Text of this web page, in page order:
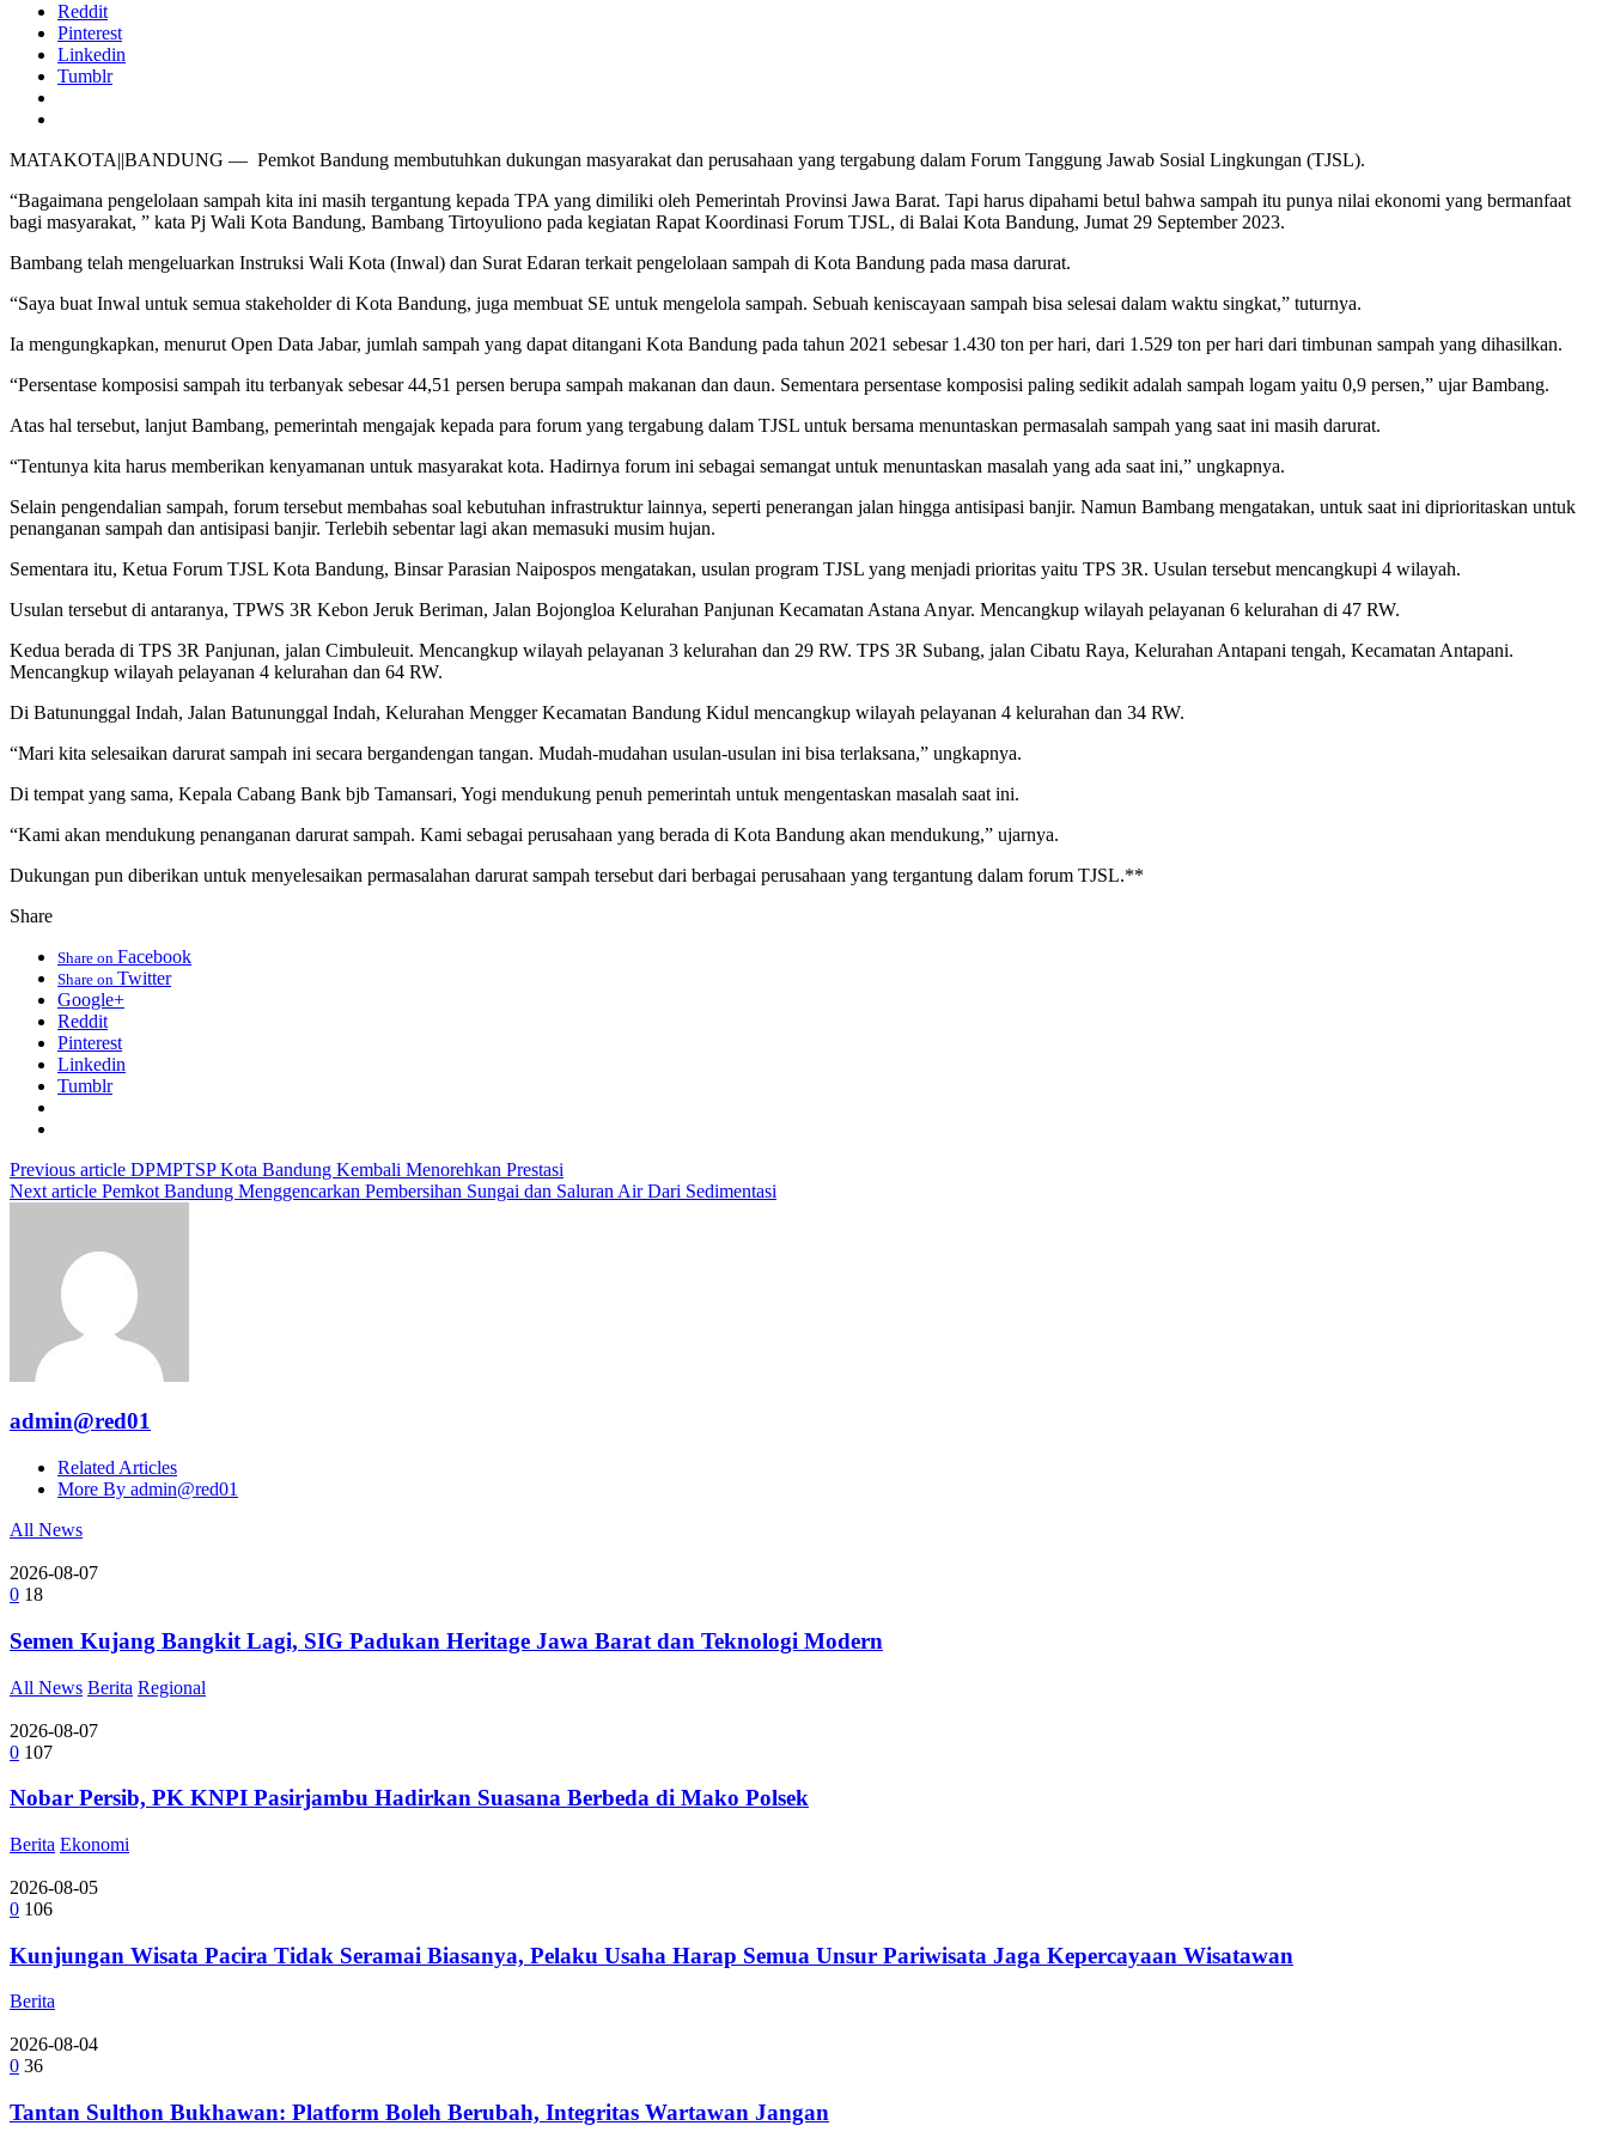
Reddit
Pinterest
Linkedin
Tumblr
MATAKOTA||BANDUNG — Pemkot Bandung membutuhkan dukungan masyarakat dan perusahaan yang tergabung dalam Forum Tanggung Jawab Sosial Lingkungan (TJSL).
“Bagaimana pengelolaan sampah kita ini masih tergantung kepada TPA yang dimiliki oleh Pemerintah Provinsi Jawa Barat. Tapi harus dipahami betul bahwa sampah itu punya nilai ekonomi yang bermanfaat
bagi masyarakat, ” kata Pj Wali Kota Bandung, Bambang Tirtoyuliono pada kegiatan Rapat Koordinasi Forum TJSL, di Balai Kota Bandung, Jumat 29 September 2023.
Bambang telah mengeluarkan Instruksi Wali Kota (Inwal) dan Surat Edaran terkait pengelolaan sampah di Kota Bandung pada masa darurat.
“Saya buat Inwal untuk semua stakeholder di Kota Bandung, juga membuat SE untuk mengelola sampah. Sebuah keniscayaan sampah bisa selesai dalam waktu singkat,” tuturnya.
Ia mengungkapkan, menurut Open Data Jabar, jumlah sampah yang dapat ditangani Kota Bandung pada tahun 2021 sebesar 1.430 ton per hari, dari 1.529 ton per hari dari timbunan sampah yang dihasilkan.
“Persentase komposisi sampah itu terbanyak sebesar 44,51 persen berupa sampah makanan dan daun. Sementara persentase komposisi paling sedikit adalah sampah logam yaitu 0,9 persen,” ujar Bambang.
Atas hal tersebut, lanjut Bambang, pemerintah mengajak kepada para forum yang tergabung dalam TJSL untuk bersama menuntaskan permasalah sampah yang saat ini masih darurat.
“Tentunya kita harus memberikan kenyamanan untuk masyarakat kota. Hadirnya forum ini sebagai semangat untuk menuntaskan masalah yang ada saat ini,” ungkapnya.
Selain pengendalian sampah, forum tersebut membahas soal kebutuhan infrastruktur lainnya, seperti penerangan jalan hingga antisipasi banjir. Namun Bambang mengatakan, untuk saat ini diprioritaskan untuk
penanganan sampah dan antisipasi banjir. Terlebih sebentar lagi akan memasuki musim hujan.
Sementara itu, Ketua Forum TJSL Kota Bandung, Binsar Parasian Naipospos mengatakan, usulan program TJSL yang menjadi prioritas yaitu TPS 3R. Usulan tersebut mencangkupi 4 wilayah.
Usulan tersebut di antaranya, TPWS 3R Kebon Jeruk Beriman, Jalan Bojongloa Kelurahan Panjunan Kecamatan Astana Anyar. Mencangkup wilayah pelayanan 6 kelurahan di 47 RW.
Kedua berada di TPS 3R Panjunan, jalan Cimbuleuit. Mencangkup wilayah pelayanan 3 kelurahan dan 29 RW. TPS 3R Subang, jalan Cibatu Raya, Kelurahan Antapani tengah, Kecamatan Antapani.
Mencangkup wilayah pelayanan 4 kelurahan dan 64 RW.
Di Batununggal Indah, Jalan Batununggal Indah, Kelurahan Mengger Kecamatan Bandung Kidul mencangkup wilayah pelayanan 4 kelurahan dan 34 RW.
“Mari kita selesaikan darurat sampah ini secara bergandengan tangan. Mudah-mudahan usulan-usulan ini bisa terlaksana,” ungkapnya.
Di tempat yang sama, Kepala Cabang Bank bjb Tamansari, Yogi mendukung penuh pemerintah untuk mengentaskan masalah saat ini.
“Kami akan mendukung penanganan darurat sampah. Kami sebagai perusahaan yang berada di Kota Bandung akan mendukung,” ujarnya.
Dukungan pun diberikan untuk menyelesaikan permasalahan darurat sampah tersebut dari berbagai perusahaan yang tergantung dalam forum TJSL.**
Share
Share on Facebook
Share on Twitter
Google+
Reddit
Pinterest
Linkedin
Tumblr
Previous article DPMPTSP Kota Bandung Kembali Menorehkan Prestasi
Next article Pemkot Bandung Menggencarkan Pembersihan Sungai dan Saluran Air Dari Sedimentasi
admin@red01
Related Articles
More By admin@red01
All News
2026-08-07
0 18
Semen Kujang Bangkit Lagi, SIG Padukan Heritage Jawa Barat dan Teknologi Modern
All News Berita Regional
2026-08-07
0 107
Nobar Persib, PK KNPI Pasirjambu Hadirkan Suasana Berbeda di Mako Polsek
Berita Ekonomi
2026-08-05
0 106
Kunjungan Wisata Pacira Tidak Seramai Biasanya, Pelaku Usaha Harap Semua Unsur Pariwisata Jaga Kepercayaan Wisatawan
Berita
2026-08-04
0 36
Tantan Sulthon Bukhawan: Platform Boleh Berubah, Integritas Wartawan Jangan